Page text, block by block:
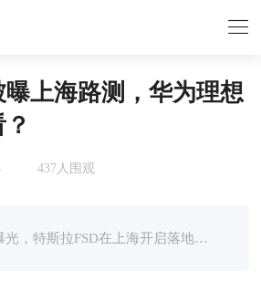
上海路测，华为理想
437人围观
最新消息曝光，特斯拉FSD在上海开启落地试点。这距离流出特斯拉FSD入华的传闻，时间刚好过去一年。一年之前，还有模糊的“消息不实”回应；一年之后，量产智能驾驶最强鲶鱼，准备上海开跑。中国特斯拉车主买的FSD， ...